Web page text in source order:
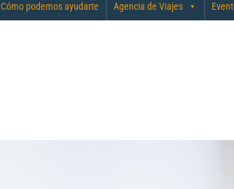
Cómo podemos ayudarte Agencia de Viajes